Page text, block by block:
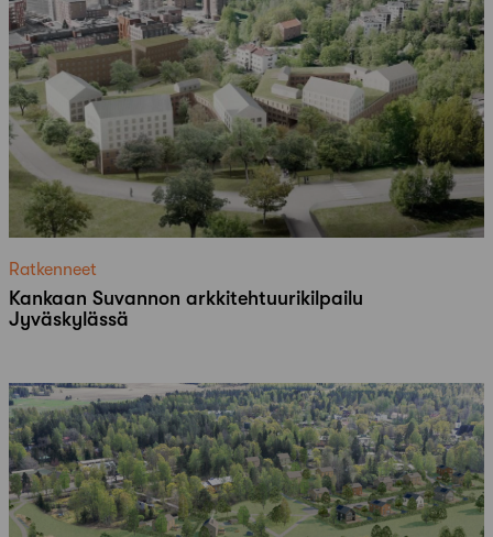
Ratkenneet
Kankaan Suvannon arkkitehtuurikilpailu
Jyväskylässä